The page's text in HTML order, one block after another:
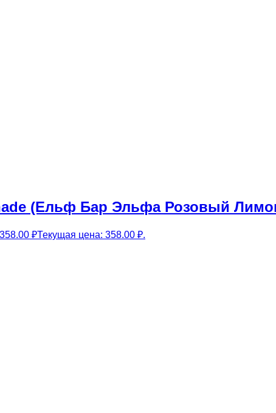
(Ельф Бар Эльфа Розовый
358.00 ₽Текущая цена: 358.00 ₽.